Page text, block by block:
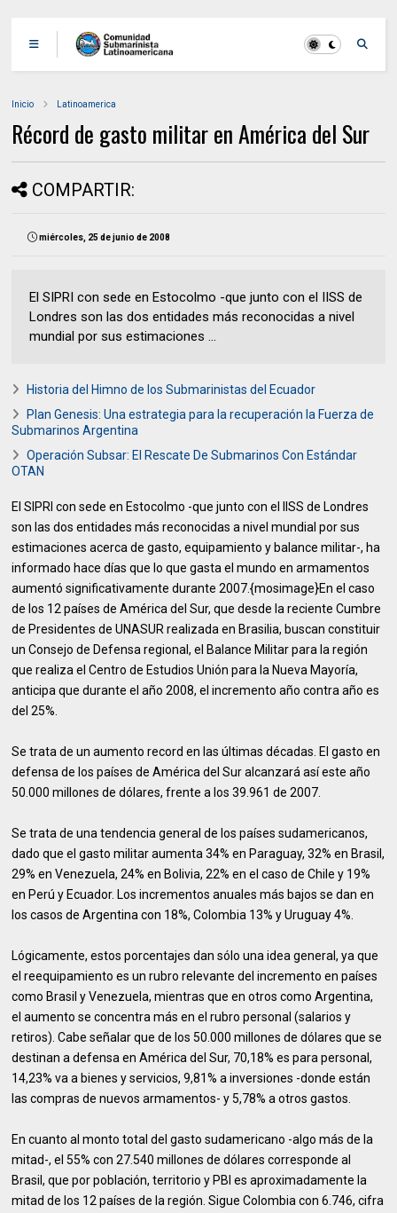
Inicio Latinoamerica
Récord de gasto militar en América del Sur
COMPARTIR:
miércoles, 25 de junio de 2008
El SIPRI con sede en Estocolmo -que junto con el IISS de
Londres son las dos entidades más reconocidas a nivel
mundial por sus estimaciones ...
Historia del Himno de los Submarinistas del Ecuador
Plan Genesis: Una estrategia para la recuperación la Fuerza de
Submarinos Argentina
Operación Subsar: El Rescate De Submarinos Con Estándar
OTAN
El SIPRI con sede en Estocolmo -que junto con el IISS de Londres
son las dos entidades más reconocidas a nivel mundial por sus
estimaciones acerca de gasto, equipamiento y balance militar-, ha
informado hace días que lo que gasta el mundo en armamentos
aumentó significativamente durante 2007.{mosimage}En el caso
de los 12 países de América del Sur, que desde la reciente Cumbre
de Presidentes de UNASUR realizada en Brasilia, buscan constituir
un Consejo de Defensa regional, el Balance Militar para la región
que realiza el Centro de Estudios Unión para la Nueva Mayoría,
anticipa que durante el año 2008, el incremento año contra año es
del 25%.
Se trata de un aumento record en las últimas décadas. El gasto en
defensa de los países de América del Sur alcanzará así este año
50.000 millones de dólares, frente a los 39.961 de 2007.
Se trata de una tendencia general de los países sudamericanos,
dado que el gasto militar aumenta 34% en Paraguay, 32% en Brasil,
29% en Venezuela, 24% en Bolivia, 22% en el caso de Chile y 19%
en Perú y Ecuador. Los incrementos anuales más bajos se dan en
los casos de Argentina con 18%, Colombia 13% y Uruguay 4%.
Lógicamente, estos porcentajes dan sólo una idea general, ya que
el reequipamiento es un rubro relevante del incremento en países
como Brasil y Venezuela, mientras que en otros como Argentina,
el aumento se concentra más en el rubro personal (salarios y
retiros). Cabe señalar que de los 50.000 millones de dólares que se
destinan a defensa en América del Sur, 70,18% es para personal,
14,23% va a bienes y servicios, 9,81% a inversiones -donde están
las compras de nuevos armamentos- y 5,78% a otros gastos.
En cuanto al monto total del gasto sudamericano -algo más de la
mitad-, el 55% con 27.540 millones de dólares corresponde al
Brasil, que por población, territorio y PBI es aproximadamente la
mitad de los 12 países de la región. Sigue Colombia con 6.746, cifra